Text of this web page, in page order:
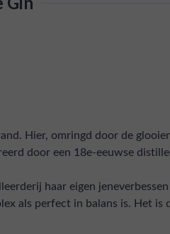
Hier, omringd door de
door een 18e-eeuwse
haar eigen
als perfect in balans is. Het is